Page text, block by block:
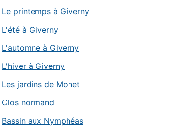
Le printemps à Giverny
L'été à Giverny
L'automne à Giverny
L'hiver à Giverny
Les jardins de Monet
Clos normand
Bassin aux Nymphéas